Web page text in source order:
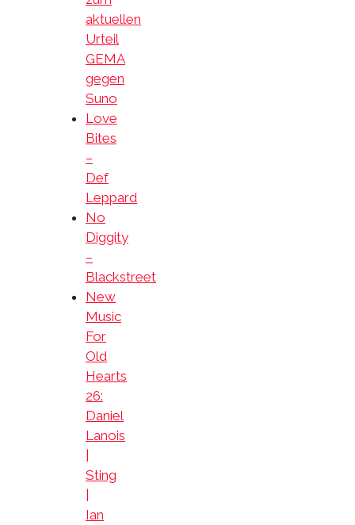
aktuellen
Urteil
GEMA
gegen
Suno
Love
Bites
–
Def
Leppard
No
Diggity
–
Blackstreet
New
Music
For
Old
Hearts
26:
Daniel
Lanois
|
Sting
|
Ian